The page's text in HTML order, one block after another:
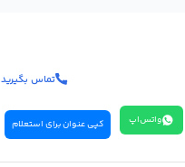
تماس بگیرید
واتس‌اپ کپی عنوان برای استعلام